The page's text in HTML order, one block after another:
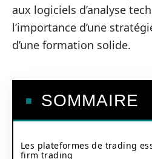
aux logiciels d’analyse
l’importance d’une
d’une formation solide.
SOMMAIRE
Les plateformes de trading
firm trading